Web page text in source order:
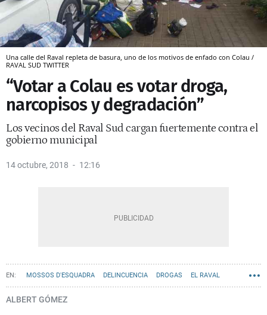
Una calle del Raval repleta de basura, uno de los motivos de enfado con Colau /
RAVAL SUD TWITTER
“Votar a Colau es votar droga,
narcopisos y degradación”
Los vecinos del Raval Sud cargan fuertemente contra el
gobierno municipal
14 octubre, 2018 12:16
MOSSOS D'ESQUADRA DELINCUENCIA DROGAS EL RAVAL
NARCOPISOS
ALBERT GÓMEZ